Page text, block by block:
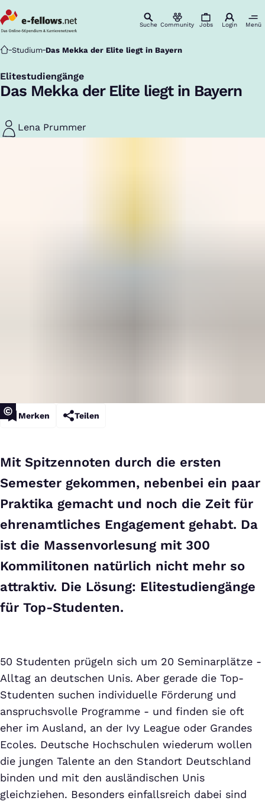
Suche Community Jobs Login Menü
Startseite
Studium Das Mekka der Elite liegt in Bayern
Elitestudiengänge
:
Das Mekka der Elite liegt in Bayern
Lena Prummer
Merken Teilen
Mit Spitzennoten durch die ersten
Semester gekommen, nebenbei ein paar
Praktika gemacht und noch die Zeit für
ehrenamtliches Engagement gehabt. Da
ist die Massenvorlesung mit 300
Kommilitonen natürlich nicht mehr so
attraktiv. Die Lösung: Elitestudiengänge
für Top-Studenten.
50 Studenten prügeln sich um 20 Seminarplätze -
Alltag an deutschen Unis. Aber gerade die Top-
Studenten suchen individuelle Förderung und
anspruchsvolle Programme - und finden sie oft
eher im Ausland, an der Ivy League oder Grandes
Ecoles. Deutsche Hochschulen wiederum wollen
die jungen Talente an den Standort Deutschland
binden und mit den ausländischen Unis
gleichziehen. Besonders einfallsreich dabei sind